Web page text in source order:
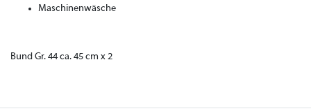
Maschinenwäsche
Bund Gr. 44 ca. 45 cm x 2